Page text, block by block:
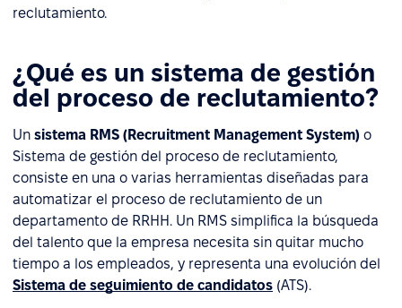
reclutamiento.
¿Qué es un sistema de gestión
del proceso de reclutamiento?
Un sistema RMS (Recruitment Management System) o
Sistema de gestión del proceso de reclutamiento,
consiste en una o varias herramientas diseñadas para
automatizar el proceso de reclutamiento de un
departamento de RRHH. Un RMS simplifica la búsqueda
del talento que la empresa necesita sin quitar mucho
tiempo a los empleados, y representa una evolución del
Sistema de seguimiento de candidatos (ATS).